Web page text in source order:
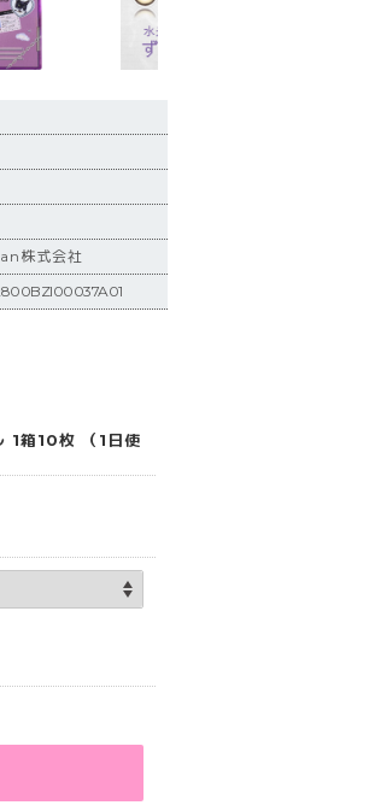
株式会社
1箱10枚 （1日使